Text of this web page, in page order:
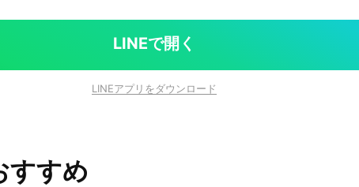
LINEで開く
LINEアプリをダウンロード
すすめ